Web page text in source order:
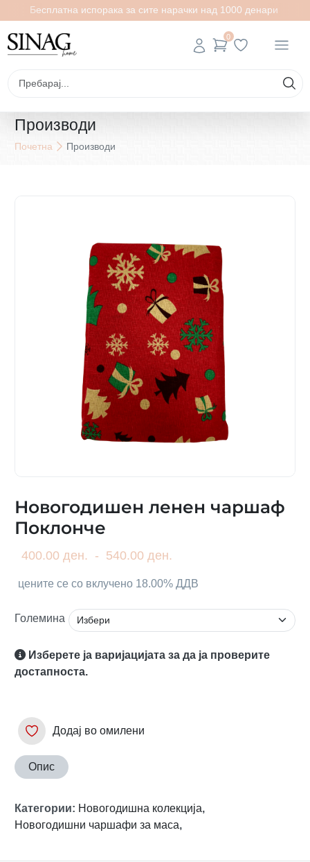
Бесплатна испорака за сите нарачки над 1000 денари
0
Производи
Почетна Производи
Новогодишен ленен чаршаф
Поклонче
400.00 ден. - 540.00 ден.
цените се со вклучено 18.00% ДДВ
Големина
Изберете ја варијацијата за да ја проверите
достапноста.
Додај во омилени
Опис
Категории: Новогодишна колекција,
Новогодишни чаршафи за маса,